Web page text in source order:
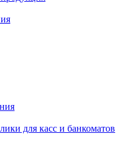
для касс и банкоматов